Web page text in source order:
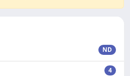
ND
4